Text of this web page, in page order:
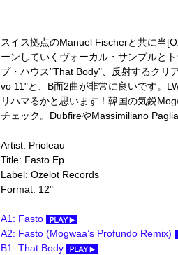
スイス拠点のManuel Fischerと共に当
ーンしていくヴォーカル・サンプルと
プ・ハウス"That Body"、反射するクリ
vo 11"と、B面2曲が非常に良いです。
リハマるかと思います！韓国の気鋭
チェック。DubfireやMassimiliano
Artist: Prioleau
Title: Fasto Ep
Label: Ozelot Records
Format: 12"
A1: Fasto
A2: Fasto (Mogwaa’s Profundo Remix)
B1: That Body